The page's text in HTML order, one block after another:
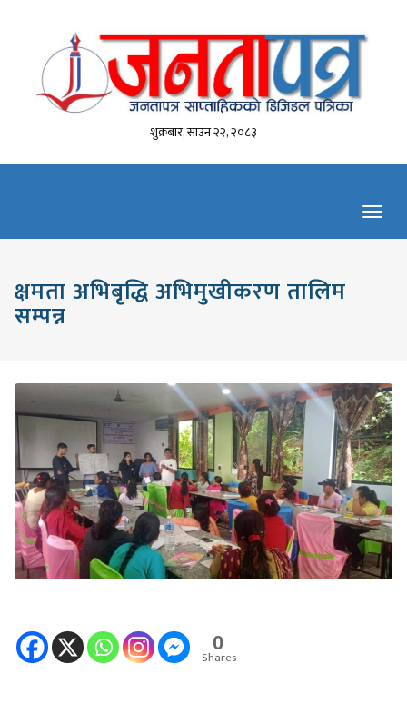
शुक्रबार, साउन २२, २०८३
क्षमता अभिबृद्धि अभिमुखीकरण तालिम
सम्पन्न
0
Shares